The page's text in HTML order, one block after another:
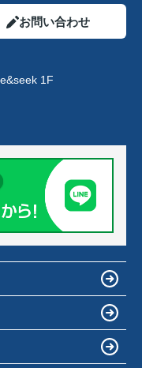
お問い合わせ
1F